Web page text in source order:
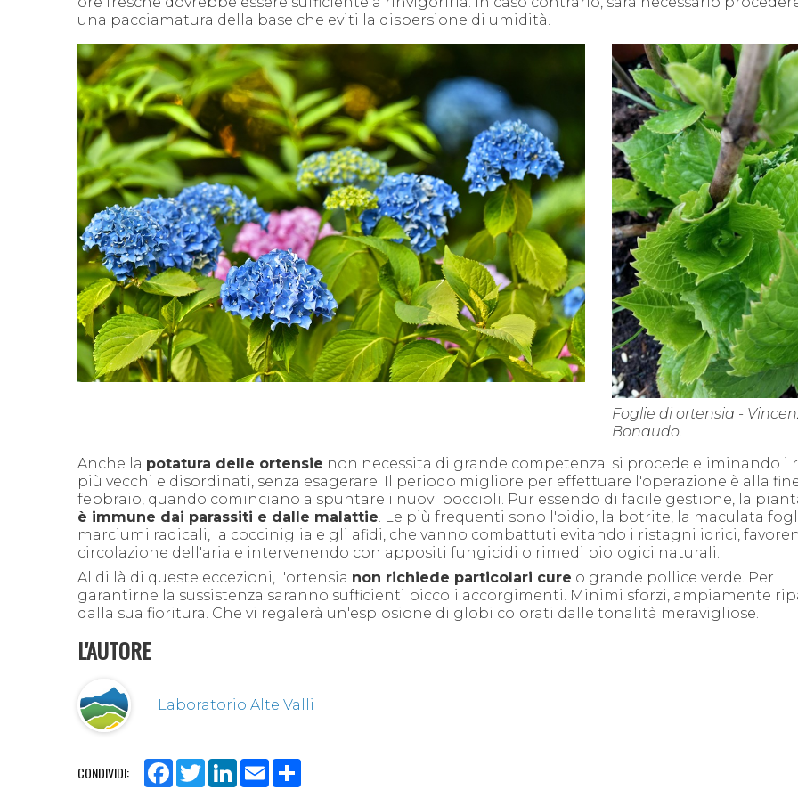
una pacciamatura della base che eviti la dispersione di umidità.
Foglie di ortensia -
Bonaudo.
Anche la potatura delle ortensie non necessita di grande competenza: si procede eliminando i
più vecchi e disordinati, senza esagerare. Il periodo migliore per effettuare l'operazione è alla
febbraio, quando cominciano a spuntare i nuovi boccioli. Pur essendo di facile gestione, la
è immune dai parassiti e dalle malattie. Le più frequenti sono l'oidio, la botrite, la maculata
marciumi radicali, la cocciniglia e gli afidi, che vanno combattuti evitando i ristagni idrici,
circolazione dell'aria e intervenendo con appositi fungicidi o rimedi biologici naturali.
Al di là di queste eccezioni, l'ortensia non richiede particolari cure o grande pollice verde. Per
garantirne la sussistenza saranno sufficienti piccoli accorgimenti. Minimi sforzi, ampiamente
dalla sua fioritura. Che vi regalerà un'esplosione di globi colorati dalle tonalità meravigliose.
L'AUTORE
Laboratorio Alte Valli
CONDIVIDI: Facebook
TwitterLinkedIn
Email